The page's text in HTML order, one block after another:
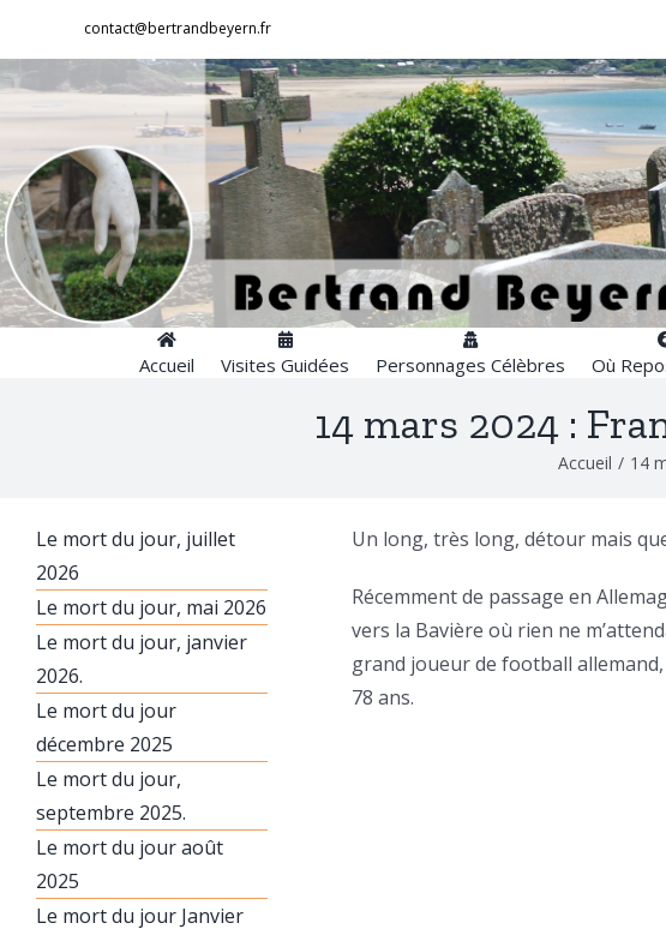
contenu
contact@bertrandbeyern.fr
Accueil Visites Guidées Personnages Célèbres Où
14 mars 2024 :
Accueil / 14
Un long, très long, détour mais
Récemment de passage en
vers la Bavière où rien ne
grand joueur de football allemand,
78 ans.
Le mort du jour, juillet
2026
Le mort du jour, mai 2026
Le mort du jour, janvier
2026.
Le mort du jour
décembre 2025
Le mort du jour,
septembre 2025.
Le mort du jour août
2025
Le mort du jour Janvier